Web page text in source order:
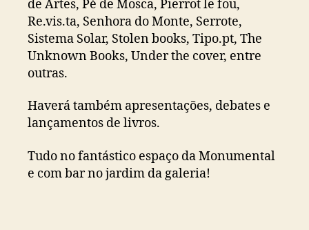
de Artes, Pé de Mosca, Pierrot le fou,
Re.vis.ta, Senhora do Monte, Serrote,
Sistema Solar, Stolen books, Tipo.pt, The
Unknown Books, Under the cover, entre
outras.
Haverá também apresentações, debates e
lançamentos de livros.
Tudo no fantástico espaço da Monumental
e com bar no jardim da galeria!